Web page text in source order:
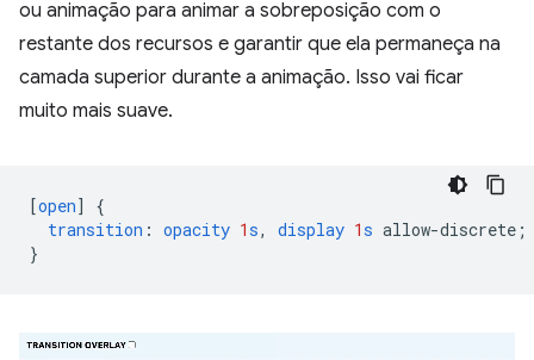
ou animação para animar a sobreposição com o
restante dos recursos e garantir que ela permaneça na
camada superior durante a animação. Isso vai ficar
muito mais suave.
[open]
{
transition : opacity 1s, display 1s allow-discrete ;
}